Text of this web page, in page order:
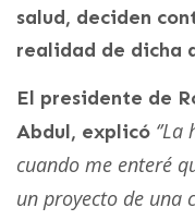
salud, deciden
realidad de dicha
El presidente de
Abdul, explicó
cuando me enteré
un proyecto de una